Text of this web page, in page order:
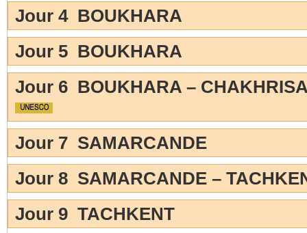
Jour 4 BOUKHARA
Jour 5 BOUKHARA
Jour 6 BOUKHARA –
Jour 7 SAMARCANDE
Jour 8 SAMARCANDE –
Jour 9 TACHKENT